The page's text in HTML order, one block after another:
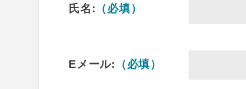
氏名: （必填）
Eメール: （必填）